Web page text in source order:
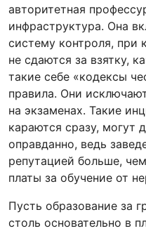
авторитетная
инфраструктура. Она
систему контроля, при
не сдаются за взятку,
такие себе «кодексы
правила. Они
на экзаменах. Такие
караются сразу, могут
оправданно, ведь
репутацией больше,
платы за обучение от
Пусть образование за
столь основательно в